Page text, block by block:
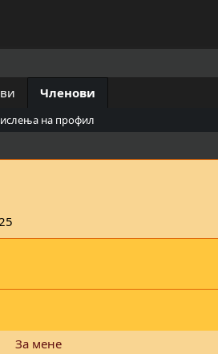
Членови
на профил
За мене